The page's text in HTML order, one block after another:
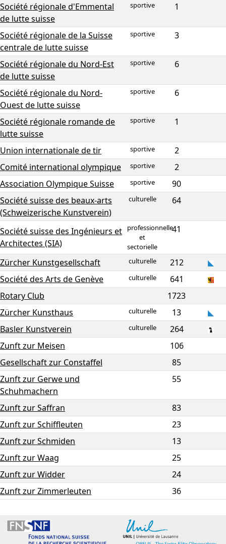
Société régionale d'Emmental
de lutte suisse
sportive 1
Société régionale de la Suisse
centrale de lutte suisse
sportive 3
Société régionale du Nord-Est
de lutte suisse
sportive 6
Société régionale du Nord-
Ouest de lutte suisse
sportive 6
Société régionale romande de
lutte suisse
sportive 1
Union internationale de tir sportive
2
Comité international olympique
sportive
2
Association Olympique Suisse
sportive
90
Société suisse des beaux-arts
(Schweizerische Kunstverein)
culturelle 64
Société suisse des Ingénieurs et
Architectes (SIA)
professionnelle
et
sectorielle
41
Zürcher Kunstgesellschaft culturelle
212
Société des Arts de Genève
culturelle
641
Rotary Club
1723
Zürcher Kunsthaus
culturelle
13
Basler Kunstverein
culturelle
264
Zunft zur Meisen
106
Gesellschaft zur Constaffel
85
Zunft zur Gerwe und
Schuhmachern
55
Zunft zur Saffran
83
Zunft zur Schiffleuten
23
Zunft zur Schmiden
13
Zunft zur Waag
25
Zunft zur Widder
24
Zunft zur Zimmerleuten
36